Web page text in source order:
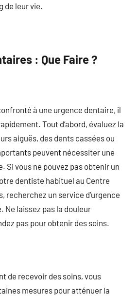
de leur vie.
: Que Faire ?
à une urgence dentaire, il
Tout d’abord, évaluez la
aiguës, des dents cassées ou
peuvent nécessiter une
Si vous ne pouvez pas obtenir un
dentiste habituel au Centre
recherchez un service d’urgence
Ne laissez pas la douleur
pas pour obtenir des soins.
de recevoir des soins, vous
mesures pour atténuer la